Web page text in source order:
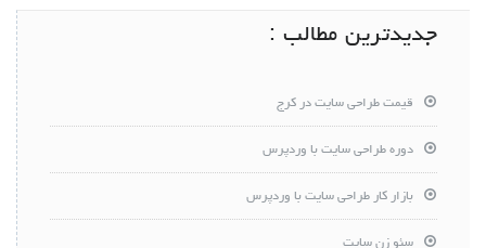
جدیدترین مطالب :
قیمت طراحی سایت در کرج
دوره طراحی سایت با وردپرس
بازار کار طراحی سایت با وردپرس
سئو زن سایت